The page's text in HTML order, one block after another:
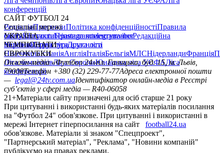
конференцій
САЙТ ФУТБОЛ 24
РедакціяПрогнозиПолітика конфіденційностіПравила
сайтуКонтактиПравила коментуванняРедакційна
політикаСтруктура власності
Соціальні мережі
facebookxyoutubeinstagramtelegramviber
УКРАЇНА
УкраїнаПерша лігаДруга ліга
ЧЕМПІОНАТИ
НімеччинаІспаніяАнгліяІталіяБельгіяМЛСНідерландиФранція
ЄВРОКУБКИ
Ліга чемпіонівЛіга ЄвропиЮнацька ліга УЄФАЛіга
конференцій
Онлайн-медіа «Футбол 24»пл. Галицька, буд. 15, м. Львів,
79008Телефон +380 (32) 229-77-77Адреса електронної пошти
— legal@24tv.com.uaІдентифікатор онлайн-медіа в Реєстрі
суб’єктів у сфері медіа — R40-06058
21+Матеріали сайту призначені для осіб старше 21 року
При цитуванні і використанні будь-яких матеріалів посилання
на "Футбол 24" обов'язкове. При цитуванні і використанні в
мережі Інтернет гіперпосилання на сайт
football24.ua
обов'язкове. Матеріали зі знаком "Спецпроект",
"Партнерський матеріал", "Реклама", "Новини компаній"
публікуємо на правах реклами.